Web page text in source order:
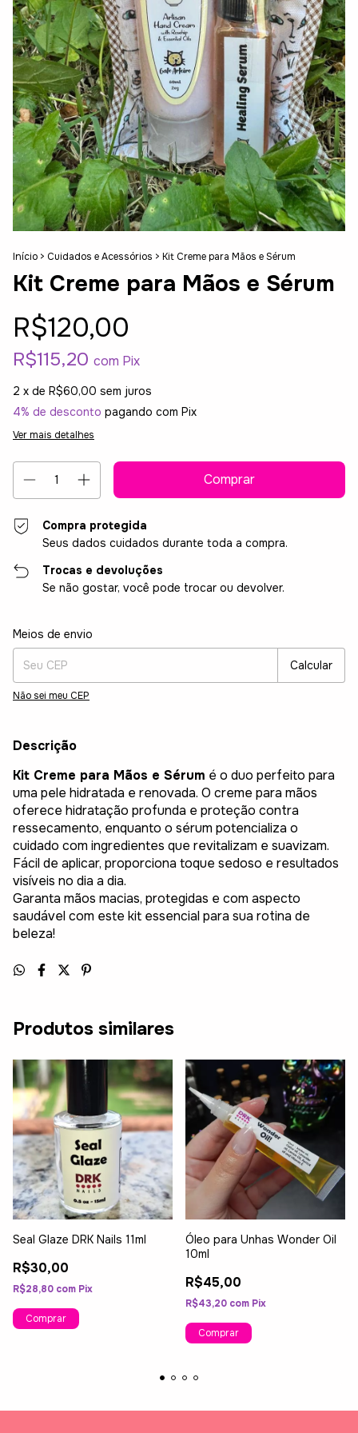
Início > Cuidados e Acessórios > Kit Creme para Mãos e Sérum
Kit Creme para Mãos e Sérum
R$120,00
R$115,20 com Pix
2 x de R$60,00 sem juros
4% de desconto pagando com Pix
Ver mais detalhes
Compra protegida
Seus dados cuidados durante toda a compra.
Trocas e devoluções
Se não gostar, você pode trocar ou devolver.
Entregas para o CEP:
Meios de envio
Calcular
Não sei meu CEP
Descrição
Kit Creme para Mãos e Sérum é o duo perfeito para
uma pele hidratada e renovada. O creme para mãos
oferece hidratação profunda e proteção contra
ressecamento, enquanto o sérum potencializa o
cuidado com ingredientes que revitalizam e suavizam.
Fácil de aplicar, proporciona toque sedoso e resultados
visíveis no dia a dia.
Garanta mãos macias, protegidas e com aspecto
saudável com este kit essencial para sua rotina de
beleza!
Produtos similares
Seal Glaze DRK Nails 11ml
R$30,00
R$28,80 com Pix
Óleo para Unhas Wonder Oil
10ml
R$45,00
R$43,20 com Pix